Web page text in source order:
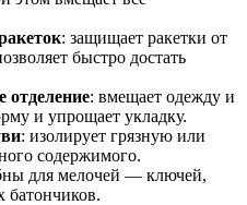
: защищает ракетки от
быстро достать
отделение: вмещает одежду и
и упрощает укладку.
: изолирует грязную или
содержимого.
для мелочей — ключей,
батончиков.